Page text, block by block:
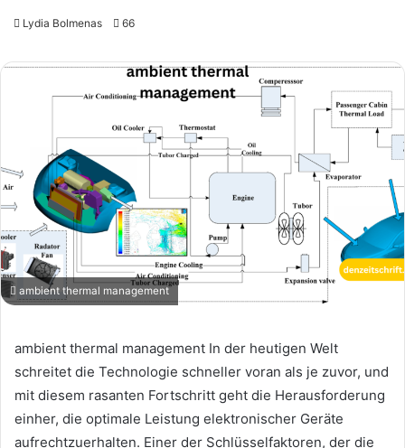
Lydia Bolmenas 66
ambient thermal management
ambient thermal management In der heutigen Welt
schreitet die Technologie schneller voran als je zuvor, und
mit diesem rasanten Fortschritt geht die Herausforderung
einher, die optimale Leistung elektronischer Geräte
aufrechtzuerhalten. Einer der Schlüsselfaktoren, der die